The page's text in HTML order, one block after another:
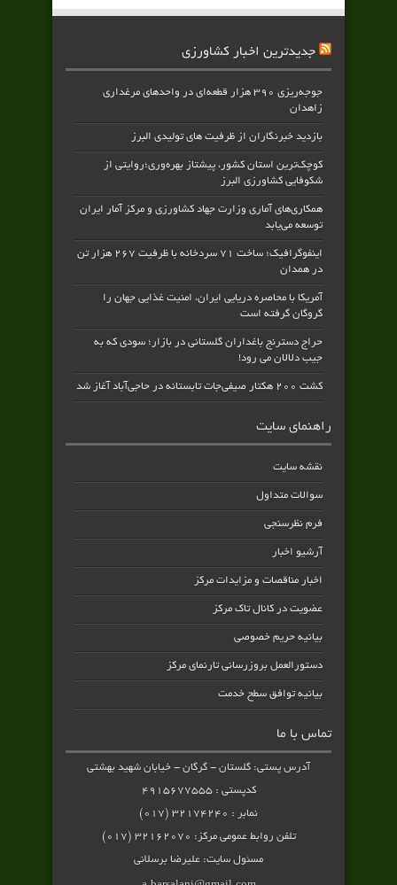
جدیدترین اخبار کشاورزی
جوجه‌ریزی ۳۹۰ هزار قطعه‌ای در واحدهای مرغداری
زاهدان
بازدید خبرنگاران از ظرفیت های تولیدی البرز
کوچک‌ترین استان کشور، پیشتاز بهره‌وری؛روایتی از
شکوفایی کشاورزی البرز
همکاری‌های آماری وزارت جهاد کشاورزی و مرکز آمار ایران
توسعه می‌یابد
اینفوگرافیک؛ ساخت ۷۱ سردخانه با ظرفیت ۲۶۷ هزار تن
در همدان
آمریکا با محاصره دریایی ایران، امنیت غذایی جهان را
گروگان گرفته است
حراج دسترنج باغداران گلستانی در بازار؛ سودی که به
جیب دلالان می رود!
کشت ۲۰۰ هکتار صیفی‌جات تابستانه در حاجی‌آباد آغاز شد
راهنمای سایت
نقشه سایت
سوالات متداول
فرم نظرسنجی
آرشیو اخبار
اخبار مناقصات و مزایدات مرکز
عضویت در کانال تاک مرکز
بیانیه حریم خصوصی
دستورالعمل بروزرسانی تارنمای مرکز
بیانیه توافق سطح خدمت
تماس با ما
آدرس پستی: گلستان - گرگان - خیابان شهید بهشتی
کدپستی : ۴۹۱۵۶۷۷۵۵۵
نمابر : ۳۲۱۷۴۲۴۰ (۰۱۷)
تلفن روابط عمومی مرکز: ۳۲۱۶۲۰۷۰ (۰۱۷)
مسئول سایت: علیرضا برسلانی